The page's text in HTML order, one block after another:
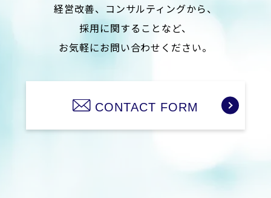
経営改善、コンサルティングから、
採用に関することなど、
お気軽にお問い合わせください。
CONTACT FORM